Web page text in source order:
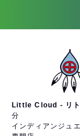
Little Cloud - リト
分
インディアンジュ